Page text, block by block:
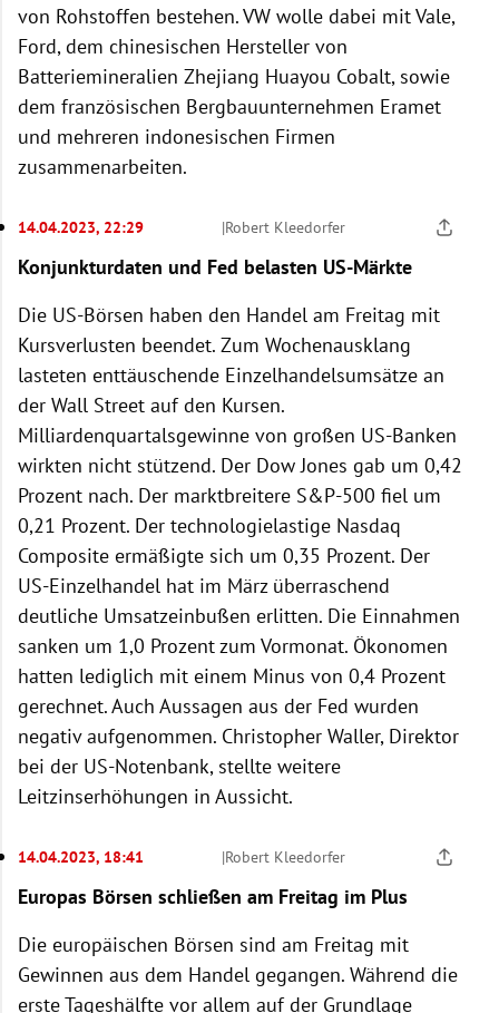
von Rohstoffen bestehen. VW wolle dabei mit Vale,
Ford, dem chinesischen Hersteller von
Batteriemineralien Zhejiang Huayou Cobalt, sowie
dem französischen Bergbauunternehmen Eramet
und mehreren indonesischen Firmen
zusammenarbeiten.
14.04.2023, 22:29 |Robert Kleedorfer
Konjunkturdaten und Fed belasten US-Märkte
Die US-Börsen haben den Handel am Freitag mit
Kursverlusten beendet. Zum Wochenausklang
lasteten enttäuschende Einzelhandelsumsätze an
der Wall Street auf den Kursen.
Milliardenquartalsgewinne von großen US-Banken
wirkten nicht stützend. Der Dow Jones gab um 0,42
Prozent nach. Der marktbreitere S&P-500 fiel um
0,21 Prozent. Der technologielastige Nasdaq
Composite ermäßigte sich um 0,35 Prozent. Der
US-Einzelhandel hat im März überraschend
deutliche Umsatzeinbußen erlitten. Die Einnahmen
sanken um 1,0 Prozent zum Vormonat. Ökonomen
hatten lediglich mit einem Minus von 0,4 Prozent
gerechnet. Auch Aussagen aus der Fed wurden
negativ aufgenommen. Christopher Waller, Direktor
bei der US-Notenbank, stellte weitere
Leitzinserhöhungen in Aussicht.
14.04.2023, 18:41 |Robert Kleedorfer
Europas Börsen schließen am Freitag im Plus
Die europäischen Börsen sind am Freitag mit
Gewinnen aus dem Handel gegangen. Während die
erste Tageshälfte vor allem auf der Grundlage